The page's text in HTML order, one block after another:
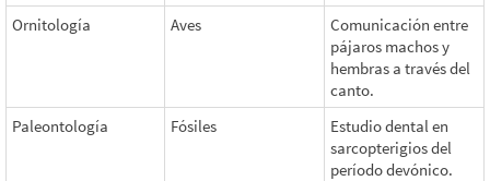
Ornitología
Aves
Comunicación entre
pájaros machos y
hembras a través del
canto.
Paleontología
Fósiles
Estudio dental en
sarcopterigios del
período devónico.